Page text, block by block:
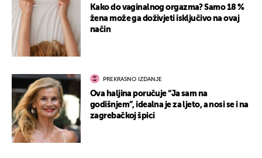
Kako do vaginalnog orgazma? Samo 18 %
žena može ga doživjeti isključivo na ovaj
način
PREKRASNO IZDANJE
Ova haljina poručuje “Ja sam na
godišnjem”, idealna je za ljeto, a nosi se i na
zagrebačkoj špici